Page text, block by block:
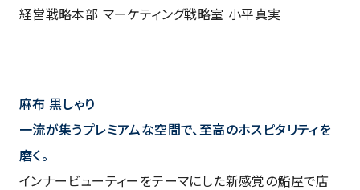
経営戦略本部 マーケティング戦略室 小平真実
麻布 黒しゃり
一流が集うプレミアムな空間で、至高のホスピタリティを
磨く。
インナービューティーをテーマにした新感覚の鮨屋で店